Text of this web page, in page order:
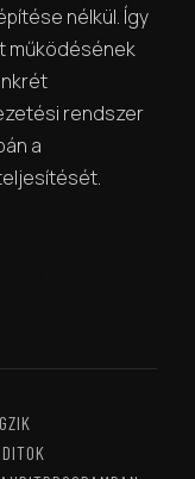
nélkül. Így
működésének
rendszer
a